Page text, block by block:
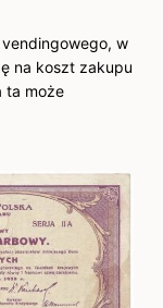
w
na koszt zakupu
ta może